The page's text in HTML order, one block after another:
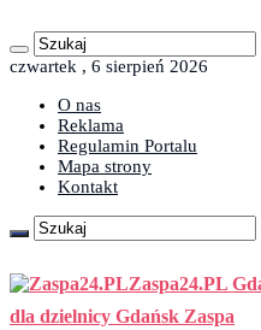
czwartek , 6 sierpień 2026
O nas
Reklama
Regulamin Portalu
Mapa strony
Kontakt
Zaspa24.PL
dla dzielnicy Gdańsk Zaspa